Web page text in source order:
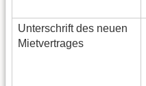
Unterschrift des neuen
Mietvertrages